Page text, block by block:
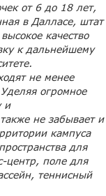
от 6 до 18 лет,
в Далласе, штат
качество
к дальнейшему
не менее
огромное
и
не забывает и
кампуса
для
центр, поле для
теннисный